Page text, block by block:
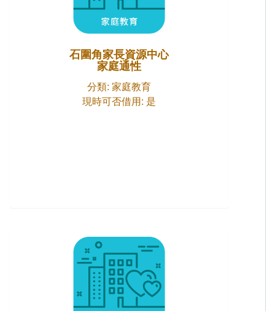
石圍角家長資源中心
家庭通性
分類: 家庭教育
現時可否借用: 是